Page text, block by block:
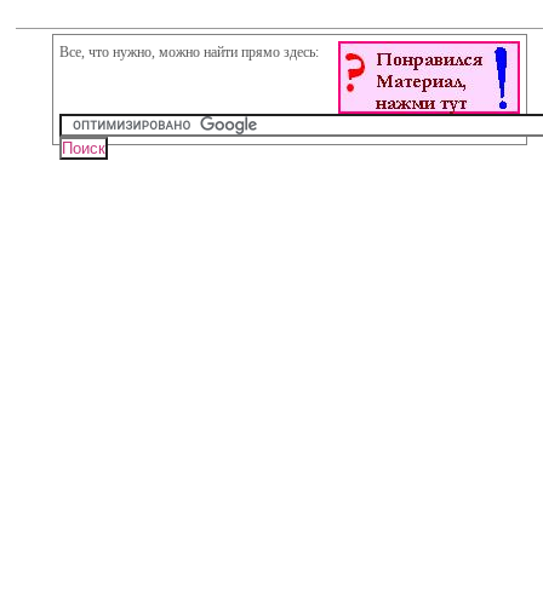
Все, что нужно, можно найти прямо здесь: